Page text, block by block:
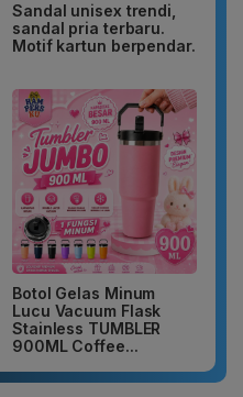
Sandal unisex trendi,
sandal pria terbaru.
Motif kartun berpendar.
Botol Gelas Minum
Lucu Vacuum Flask
Stainless TUMBLER
900ML Coffee...